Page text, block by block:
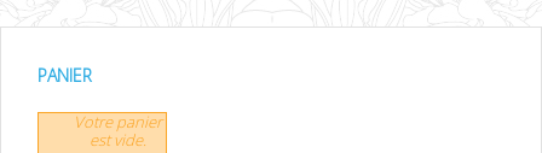
PANIER
Votre panier
est vide.